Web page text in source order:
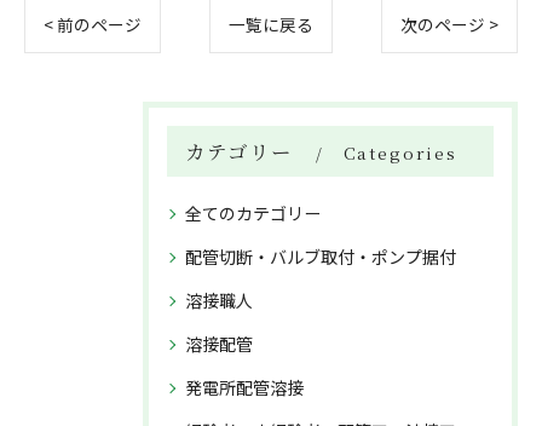
< 前のページ 一覧に戻る 次のページ >
カテゴリー Categories
全てのカテゴリー
配管切断・バルブ取付・ポンプ据付
溶接職人
溶接配管
発電所配管溶接